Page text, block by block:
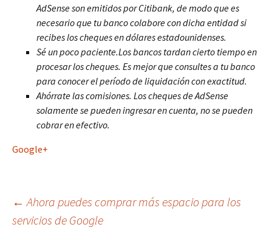
AdSense son emitidos por Citibank, de modo que es
necesario que tu banco colabore con dicha entidad si
recibes los cheques en dólares estadounidenses.
Sé un poco paciente.Los bancos tardan cierto tiempo en
procesar los cheques. Es mejor que consultes a tu banco
para conocer el período de liquidación con exactitud.
Ahórrate las comisiones. Los cheques de AdSense
solamente se pueden ingresar en cuenta, no se pueden
cobrar en efectivo.
Google+
Navegación
← Ahora puedes comprar más espacio para los
servicios de Google